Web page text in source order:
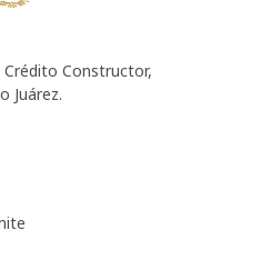
Crédito Constructor,
Juárez.